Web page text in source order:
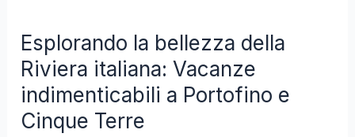
Esplorando la bellezza della
Riviera italiana: Vacanze
indimenticabili a Portofino e
Cinque Terre
Esplorando
la
bellezza
della
Riviera